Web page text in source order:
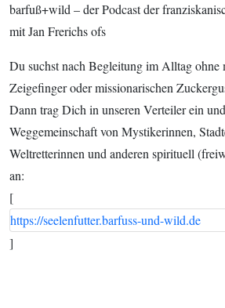
barfuß+wild – der Podcast der
mit Jan Frerichs ofs
Du suchst nach Begleitung im Alltag ohne
Zeigefinger oder missionarischen
Dann trag Dich in unseren Verteiler ein
Weggemeinschaft von Mystikerinnen,
Weltretterinnen und anderen spirituell
an:
[
https://seelenfutter.barfuss-und-wild.de
]